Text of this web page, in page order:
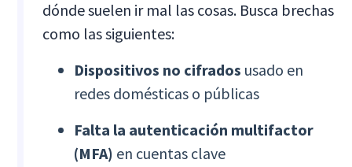
dónde suelen ir mal las cosas. Busca brechas
como las siguientes:
Dispositivos no cifrados usado en
redes domésticas o públicas
Falta la autenticación multifactor
(MFA) en cuentas clave